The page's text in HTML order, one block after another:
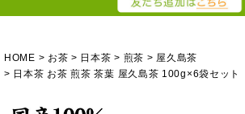
HOME お茶 日本茶 煎茶
屋久島茶
日本茶 お茶 煎茶 茶葉 屋久島茶 100g×6袋セット